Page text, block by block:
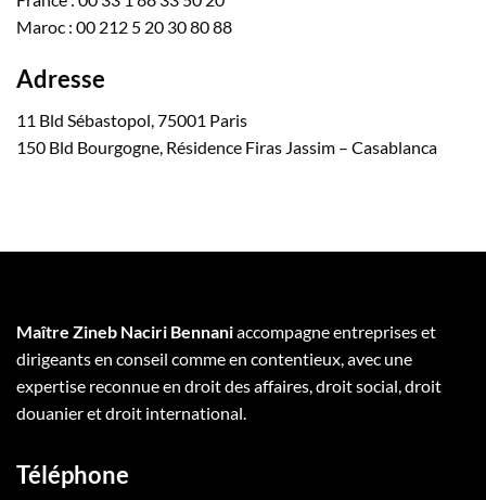
Maroc : 00 212 5 20 30 80 88
Adresse
11 Bld Sébastopol, 75001 Paris
150 Bld Bourgogne, Résidence Firas Jassim – Casablanca
Maître Zineb Naciri Bennaniaccompagne entreprises et
dirigeants en conseil comme en contentieux, avec une
expertise reconnue en droit des affaires, droit social, droit
douanier et droit international.
Téléphone